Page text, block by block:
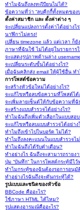
ทำไมฉันถึงลงทะเีบียนไม่ได้?
ข้อความที่ว่า “ลบคุีกกี้ทั้งหมดของ
ตั้งค่าสมาชิก และ ตั้งค่าต่าง ๆ
จะเปลี่ยนแปลงการตั้งค่าได้อย่างไ
นาฬิกาไม่ตรง!
เปลี่ยน timezone แล้ว แต่เวลา ก็ยั
ภาษาที่ฉันใช้ ไม่ได้อยู่ในรายการใ
จะแสดงรูปภาพด้านล่าง
จะเปลี่ยนระดับขั้นได้อย่างไร?
เมื่อฉันคลิกส่ง email ให้ผู้ใช้อื่น ท
การโพสต์ข้อความ
จะสร้างหัวข้อใหม่ได้อย่างไร?
จะแก้ไขหรือลบข้อความที่โพสต์ได้
จะเพิ่มลายเซ็นต์ให้กับข้อความที่ฉั
จะสร้างแบบสำรวจได้อย่างไร?
ทำไมฉันถึงเพิ่มตัวเลือกในแบบสอ
จะแก้ไขหรือลบแบบสำรวจได้อย่าง
ทำไมถึงเข้าไปในบอร์ด ไม่ได้?
ทำไมถึงลงคะแนนในแบบสำรวจไ
ทำไมฉันถึงได้รับคำเตือน?
ทำอย่างไร ฉันถึงจะสามารถรายง
ปุ่ม “บันทึก” ในการโพสต์กระทู้มีไว้
ทำไมกระทู้ของฉันต้องรอการอนุมั
ทำอย่างไรฉันถึงจะดันกระทู้ได้?
รูปแบบและชนิดของหัวข้อ
BBCode คืออะไร?
ใช้ภาษา HTML ได้ไหม?
รูปแสดงอารมณ์คืออะไร?